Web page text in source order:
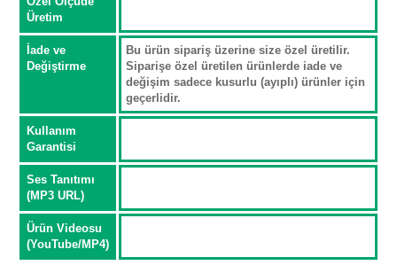
Üretim
İade ve
Değiştirme
Bu ürün sipariş üzerine size özel üretilir.
Siparişe özel üretilen ürünlerde iade ve
değişim sadece kusurlu (ayıplı) ürünler için
geçerlidir.
Kullanım
Garantisi
Ses Tanıtımı
(MP3 URL)
Ürün Videosu
(YouTube/MP4)